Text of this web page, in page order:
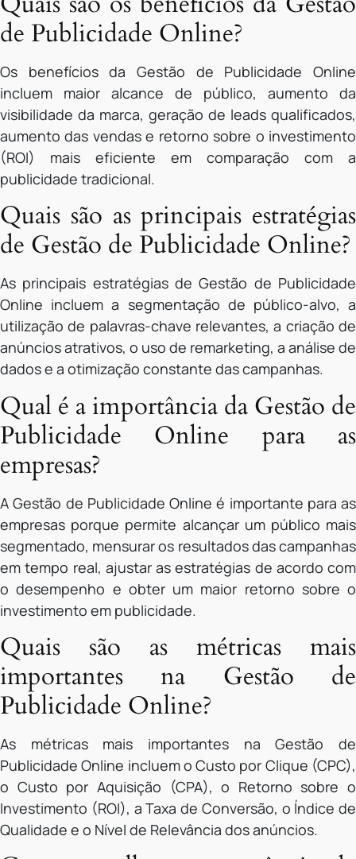
de Publicidade Online?
Os benefícios da Gestão de Publicidade Online
incluem maior alcance de público, aumento da
visibilidade da marca, geração de leads qualificados,
aumento das vendas e retorno sobre o investimento
(ROI) mais eficiente em comparação com a
publicidade tradicional.
Quais são as principais estratégias
de Gestão de Publicidade Online?
As principais estratégias de Gestão de Publicidade
Online incluem a segmentação de público-alvo, a
utilização de palavras-chave relevantes, a criação de
anúncios atrativos, o uso de remarketing, a análise de
dados e a otimização constante das campanhas.
Qual é a importância da Gestão de
Publicidade Online para as
empresas?
A Gestão de Publicidade Online é importante para as
empresas porque permite alcançar um público mais
segmentado, mensurar os resultados das campanhas
em tempo real, ajustar as estratégias de acordo com
o desempenho e obter um maior retorno sobre o
investimento em publicidade.
Quais são as métricas mais
importantes na Gestão de
Publicidade Online?
As métricas mais importantes na Gestão de
Publicidade Online incluem o Custo por Clique (CPC),
o Custo por Aquisição (CPA), o Retorno sobre o
Investimento (ROI), a Taxa de Conversão, o Índice de
Qualidade e o Nível de Relevância dos anúncios.